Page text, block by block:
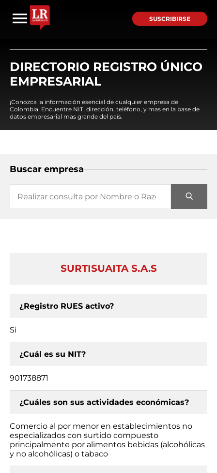
SUSCRIBIRSE
DIRECTORIO REGISTRO ÚNICO
EMPRESARIAL
¡Conozca la información esencial de cualquier empresa de
Colombia! Encuentre NIT, dirección, teléfono, y mas en la base de
datos empresarial mas grande del país.
Buscar empresa
SURTISUAITA S.A.S
¿Registro RUES activo?
Si
¿Cuál es su NIT?
901738871
¿Cuáles son sus actividades económicas?
Comercio al por menor en establecimientos no
especializados con surtido compuesto
principalmente por alimentos bebidas (alcohólicas
y no alcohólicas) o tabaco